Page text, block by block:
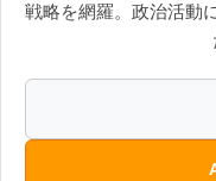
戦略を網羅。政治活動